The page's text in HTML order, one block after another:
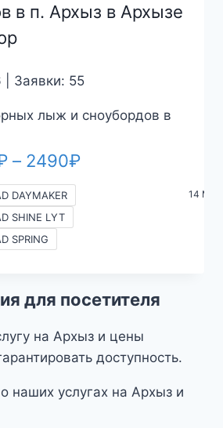
в п. Архыз в Архызе
Заявки: 55
лыж и сноубордов в
– 2490₽Диапазон
DAYMAKER
SHINE LYT
SPRING
14
для посетителя
на Архыз и цены
доступность.
наших услугах на Архыз и